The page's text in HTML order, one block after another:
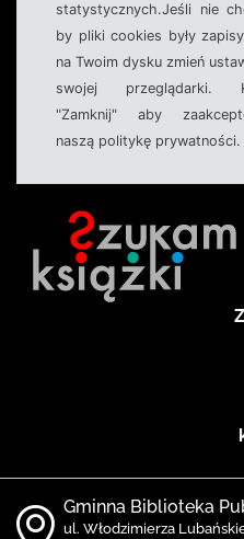
statystycznych.Jeśli nie
by pliki cookies były
na Twoim dysku zmień
swojej przeglądarki.
"Zamknij" aby
naszą politykę prywatności.
Gminna Biblioteka
ul. Włodzimierza